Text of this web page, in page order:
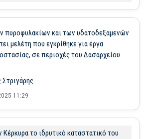
πυροφυλακίων και των υδατοδεξαμενών
μελέτη που εγκρίθηκε για έργα
σε περιοχές του Δασαρχείου
Στριγάρης
11:29
το ιδρυτικό καταστατικό του